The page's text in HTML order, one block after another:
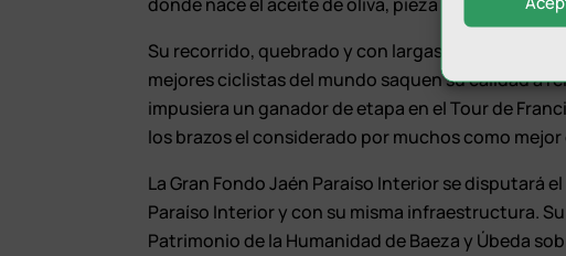
Su recorrido, quebrado y con largas subidas,
mejores ciclistas del mundo saquen su calidad a
impusiera un ganador de etapa en el Tour de
los brazos el considerado por muchos como
La Gran Fondo Jaén Paraíso Interior se disputará
Paraíso Interior y con su misma infraestructura.
Patrimonio de la Humanidad de Baeza y Úbeda